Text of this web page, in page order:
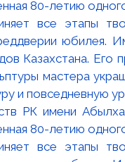
РК имени
80-летию одного
все этапы